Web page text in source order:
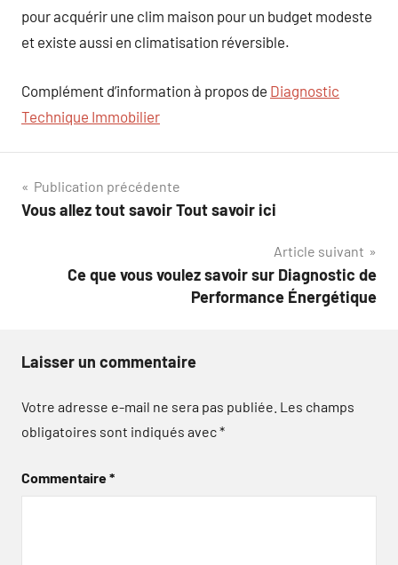
pour acquérir une clim maison pour un budget modeste
et existe aussi en climatisation réversible.
Complément d’information à propos de Diagnostic
Technique Immobilier
Navigation
de
Publication précédente
Vous allez tout savoir Tout savoir ici
Article suivant
Ce que vous voulez savoir sur Diagnostic de
Performance Énergétique
Laisser un commentaire
Votre adresse e-mail ne sera pas publiée. Les champs
obligatoires sont indiqués avec*
Commentaire*